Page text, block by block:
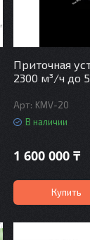
Приточная
2300 м³/ч до
KMV-20
В наличии
1 600 000 ₸
Купить